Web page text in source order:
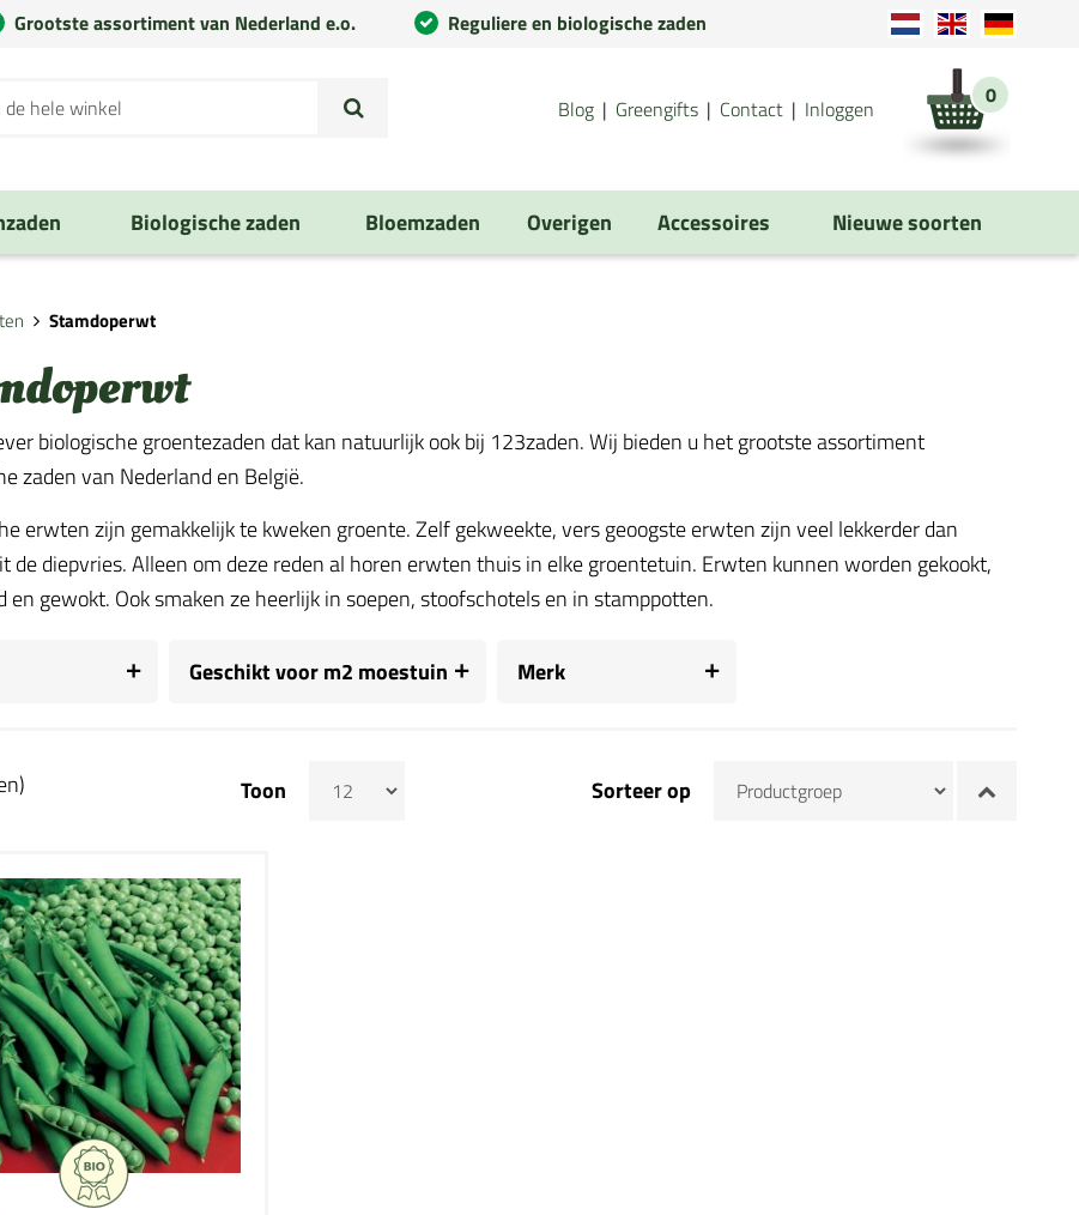
Grootste assortiment van Nederland e.o. Reguliere en biologische zaden
Blog Greengifts Contact Inloggen 0
Biologische zaden Bloemzaden Overigen Accessoires Nieuwe soorten
Stamdoperwt
biologische groentezaden dat kan natuurlijk ook bij 123zaden. Wij bieden u het grootste assortiment
zaden van Nederland en België.
erwten zijn gemakkelijk te kweken groente. Zelf gekweekte, vers geoogste erwten zijn veel lekkerder dan
de diepvries. Alleen om deze reden al horen erwten thuis in elke groentetuin. Erwten kunnen worden gekookt,
en gewokt. Ook smaken ze heerlijk in soepen, stoofschotels en in stamppotten.
Geschikt voor m2 moestuin Merk
Toon Sorteer op